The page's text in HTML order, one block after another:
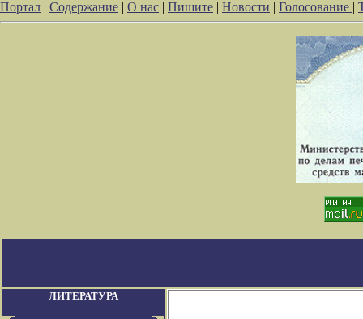
Портал | Содержание | О нас | Пишите | Новости | Голосование |
ЛИТЕРАТУРА